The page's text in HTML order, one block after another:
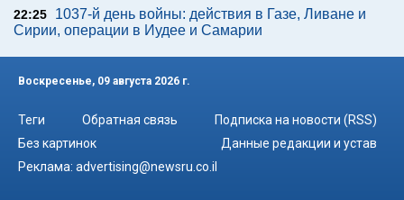
22:25
1037-й день войны: действия в Газе, Ливане и
Сирии, операции в Иудее и Самарии
Воскресенье, 09 августа 2026 г.
Теги Обратная связь
Подписка на новости (RSS)
Без картинок
Данные редакции и устав
Реклама: advertising@newsru.co.il